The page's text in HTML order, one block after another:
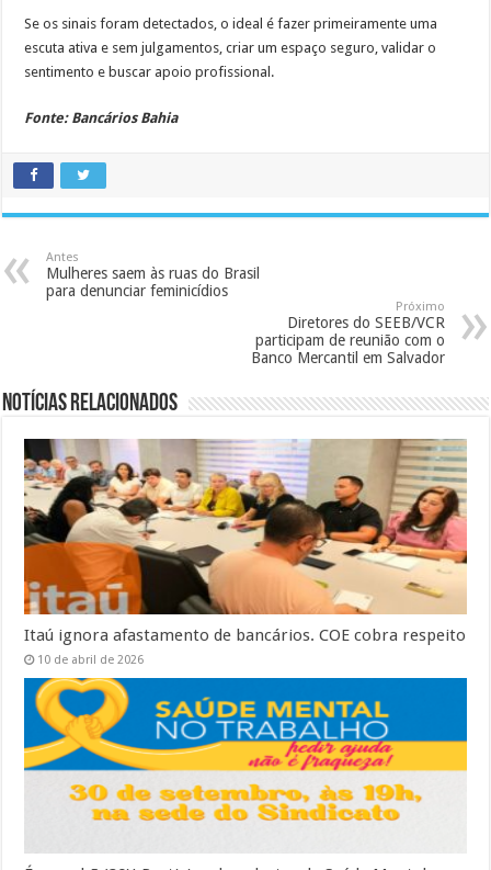
Se os sinais foram detectados, o ideal é fazer primeiramente uma
escuta ativa e sem julgamentos, criar um espaço seguro, validar o
sentimento e buscar apoio profissional.
Fonte: Bancários Bahia
Antes
Mulheres saem às ruas do Brasil
para denunciar feminicídios
Próximo
Diretores do SEEB/VCR
participam de reunião com o
Banco Mercantil em Salvador
Notícias Relacionados
Itaú ignora afastamento de bancários. COE cobra respeito
10 de abril de 2026